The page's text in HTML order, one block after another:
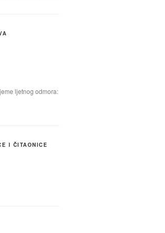
ljetnog odmora:
I ČITAONICE